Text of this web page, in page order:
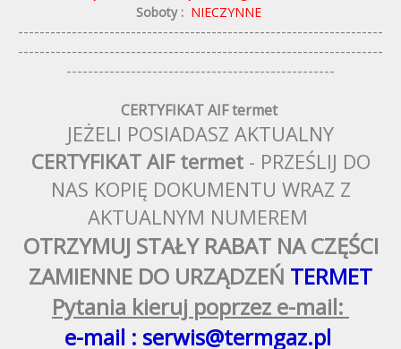
Soboty : NIECZYNNE
--------------------------------------------------------------------
--------------------------------------------------------------------
--------------------------------------------------
CERTYFIKAT AIF termet
JEŻELI POSIADASZ AKTUALNY
CERTYFIKAT AIF termet- PRZEŚLIJ DO
NAS KOPIĘ DOKUMENTU WRAZ Z
AKTUALNYM NUMEREM
OTRZYMUJ STAŁY RABAT NA CZĘŚCI
ZAMIENNE DO URZĄDZEŃ TERMET
Pytania kieruj poprzez e-mail:
e-mail : serwis@termgaz.pl